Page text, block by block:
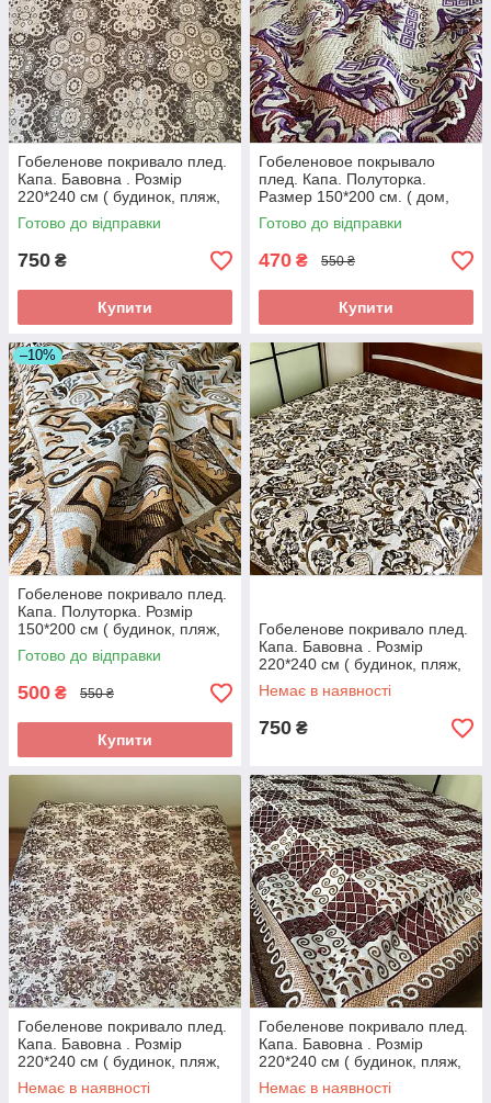
Гобеленове покривало плед.
Капа. Бавовна . Розмір
220*240 см ( будинок, пляж,
пікнік)
Готово до відправки
750 ₴
Купити
Гобеленовое покрывало
плед. Капа. Полуторка.
Размер 150*200 см. ( дом,
пляж, пикник) Гобеленовое
Готово до відправки
470 ₴ 550 ₴
Купити
–10%
Гобеленове покривало плед.
Капа. Полуторка. Розмір
150*200 см ( будинок, пляж,
пікнік) Гобеленове
Готово до відправки
500 ₴ 550 ₴
Купити
Гобеленове покривало плед.
Капа. Бавовна . Розмір
220*240 см ( будинок, пляж,
пікнік)
Немає в наявності
750 ₴
Гобеленове покривало плед.
Капа. Бавовна . Розмір
220*240 см ( будинок, пляж,
пікнік)
Немає в наявності
Гобеленове покривало плед.
Капа. Бавовна . Розмір
220*240 см ( будинок, пляж,
пікнік)
Немає в наявності